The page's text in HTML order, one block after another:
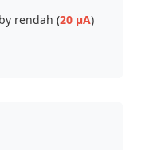
rendah (20 μA)